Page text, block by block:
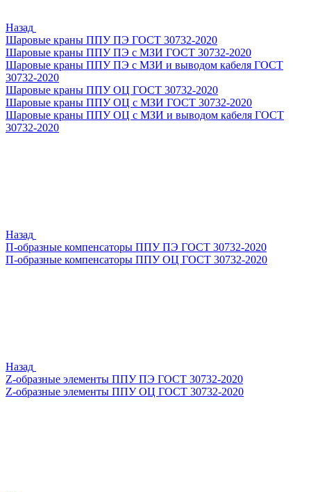
Назад
Шаровые краны ППУ ПЭ ГОСТ 30732-2020
Шаровые краны ППУ ПЭ с МЗИ ГОСТ 30732-2020
Шаровые краны ППУ ПЭ с МЗИ и выводом кабеля ГОСТ
30732-2020
Шаровые краны ППУ ОЦ ГОСТ 30732-2020
Шаровые краны ППУ ОЦ с МЗИ ГОСТ 30732-2020
Шаровые краны ППУ ОЦ с МЗИ и выводом кабеля ГОСТ
30732-2020
Назад
П-образные компенсаторы ППУ ПЭ ГОСТ 30732-2020
П-образные компенсаторы ППУ ОЦ ГОСТ 30732-2020
Назад
Z-образные элементы ППУ ПЭ ГОСТ 30732-2020
Z-образные элементы ППУ ОЦ ГОСТ 30732-2020